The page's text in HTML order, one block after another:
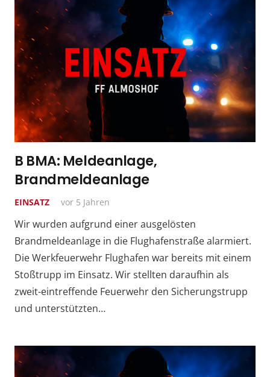
B BMA: Meldeanlage,
Brandmeldeanlage
EINSATZ vor 5 Jahren
Wir wurden aufgrund einer ausgelösten
Brandmeldeanlage in die Flughafenstraße alarmiert.
Die Werkfeuerwehr Flughafen war bereits mit einem
Stoßtrupp im Einsatz. Wir stellten daraufhin als
zweit-eintreffende Feuerwehr den Sicherungstrupp
und unterstützten…